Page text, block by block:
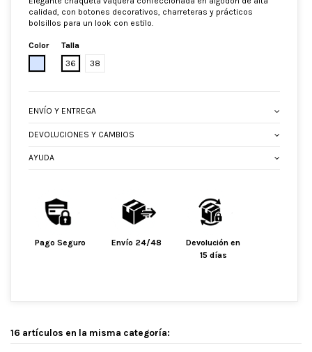
calidad, con botones decorativos, charreteras y prácticos
bolsillos para un look con estilo.
Color
CELESTE
Talla
36
38
ENVÍO Y ENTREGA
DEVOLUCIONES Y CAMBIOS
AYUDA
Pago Seguro Envío 24/48
Devolución en
15 días
16 artículos en la misma categoría: